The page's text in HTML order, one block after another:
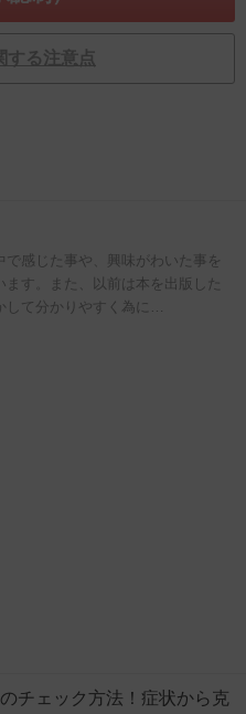
する注意点
で感じた事や、興味がわいた事を
す。また、以前は本を出版した
して分かりやすく為に…
チェック方法！症状から克